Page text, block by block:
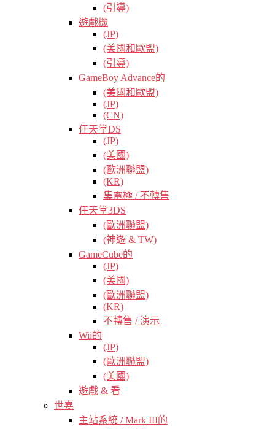
(引導)
遊戲機
(JP)
(美國和歐盟)
(引導)
GameBoy Advance的
(美國和歐盟)
(JP)
(CN)
任天堂DS
(JP)
(美國)
(歐洲聯盟)
(KR)
集電極 / 不轉售
任天堂3DS
(歐洲聯盟)
(神遊 & TW)
GameCube的
(JP)
(美國)
(歐洲聯盟)
(KR)
不轉售 / 演示
Wii的
(JP)
(歐洲聯盟)
(美國)
遊戲 & 看
世嘉
主站系統 / Mark III的